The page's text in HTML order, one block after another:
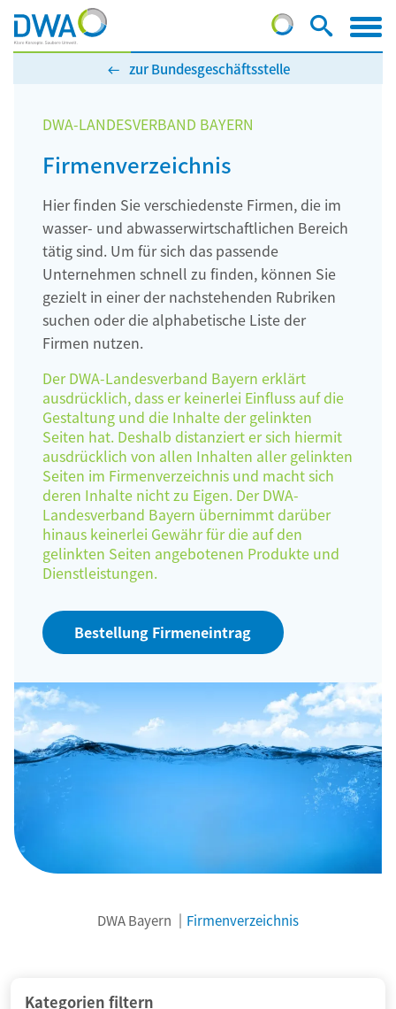
zur Bundesgeschäftsstelle
DWA-LANDESVERBAND BAYERN
Firmenverzeichnis
Hier finden Sie verschiedenste Firmen, die im
wasser- und abwasserwirtschaftlichen Bereich
tätig sind. Um für sich das passende
Unternehmen schnell zu finden, können Sie
gezielt in einer der nachstehenden Rubriken
suchen oder die alphabetische Liste der
Firmen nutzen.
Der DWA-Landesverband Bayern erklärt
ausdrücklich, dass er keinerlei Einfluss auf die
Gestaltung und die Inhalte der gelinkten
Seiten hat. Deshalb distanziert er sich hiermit
ausdrücklich von allen Inhalten aller gelinkten
Seiten im Firmenverzeichnis und macht sich
deren Inhalte nicht zu Eigen. Der DWA-
Landesverband Bayern übernimmt darüber
hinaus keinerlei Gewähr für die auf den
gelinkten Seiten angebotenen Produkte und
Dienstleistungen.
Bestellung Firmeneintrag
DWA Bayern Firmenverzeichnis
Kategorien filtern